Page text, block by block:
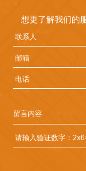
想更了解我们的